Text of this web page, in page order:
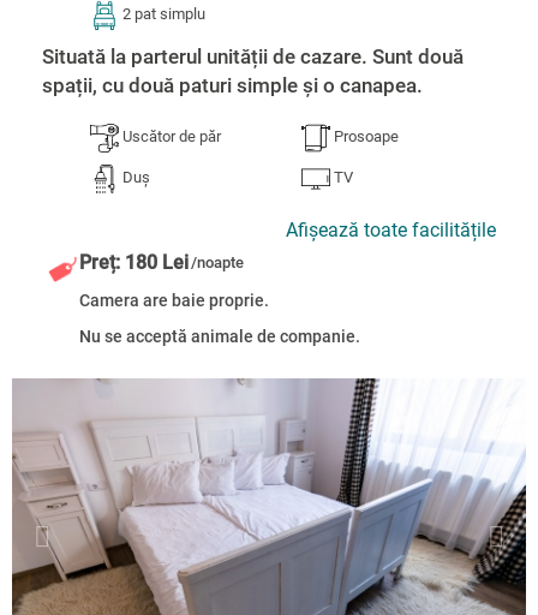
2 pat simplu
Situată la parterul unității de cazare. Sunt două
spații, cu două paturi simple și o canapea.
Uscător de păr
Duș
Prosoape
TV
Afișează toate facilitățile
Preț: 180 Lei/noapte
Camera are baie proprie.
Nu se acceptă animale de companie.